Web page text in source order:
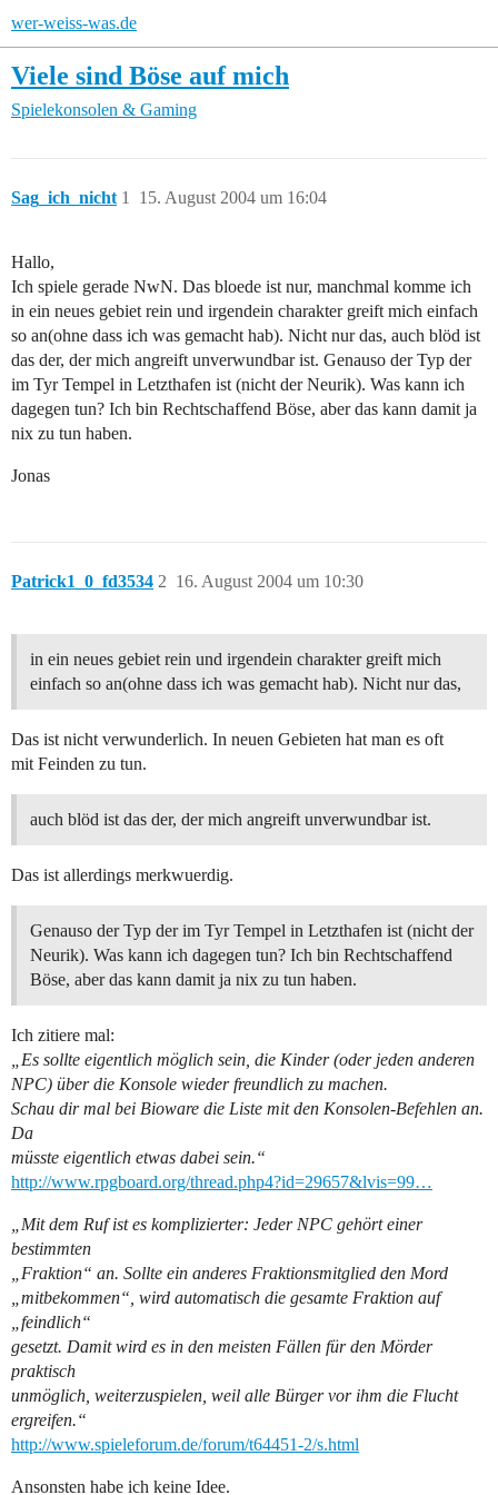
wer-weiss-was.de
Viele sind Böse auf mich
Spielekonsolen & Gaming
Sag_ich_nicht 15. August 2004 um 16:04
1
Hallo,
Ich spiele gerade NwN. Das bloede ist nur, manchmal komme ich
in ein neues gebiet rein und irgendein charakter greift mich einfach
so an(ohne dass ich was gemacht hab). Nicht nur das, auch blöd ist
das der, der mich angreift unverwundbar ist. Genauso der Typ der
im Tyr Tempel in Letzthafen ist (nicht der Neurik). Was kann ich
dagegen tun? Ich bin Rechtschaffend Böse, aber das kann damit ja
nix zu tun haben.
Jonas
Patrick1_0_fd3534 16. August 2004 um 10:30
2
in ein neues gebiet rein und irgendein charakter greift mich
einfach so an(ohne dass ich was gemacht hab). Nicht nur das,
Das ist nicht verwunderlich. In neuen Gebieten hat man es oft
mit Feinden zu tun.
auch blöd ist das der, der mich angreift unverwundbar ist.
Das ist allerdings merkwuerdig.
Genauso der Typ der im Tyr Tempel in Letzthafen ist (nicht der
Neurik). Was kann ich dagegen tun? Ich bin Rechtschaffend
Böse, aber das kann damit ja nix zu tun haben.
Ich zitiere mal:
„Es sollte eigentlich möglich sein, die Kinder (oder jeden anderen
NPC) über die Konsole wieder freundlich zu machen.
Schau dir mal bei Bioware die Liste mit den Konsolen-Befehlen an.
Da
müsste eigentlich etwas dabei sein.“
http://www.rpgboard.org/thread.php4?id=29657&lvis=99…
„Mit dem Ruf ist es komplizierter: Jeder NPC gehört einer
bestimmten
„Fraktion“ an. Sollte ein anderes Fraktionsmitglied den Mord
„mitbekommen“, wird automatisch die gesamte Fraktion auf
„feindlich“
gesetzt. Damit wird es in den meisten Fällen für den Mörder
praktisch
unmöglich, weiterzuspielen, weil alle Bürger vor ihm die Flucht
ergreifen.“
http://www.spieleforum.de/forum/t64451-2/s.html
Ansonsten habe ich keine Idee.